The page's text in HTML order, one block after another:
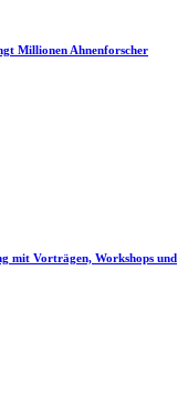
Millionen Ahnenforscher
mit Vorträgen, Workshops und